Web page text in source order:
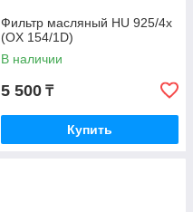
Фильтр масляный HU 925/4x
(OX 154/1D)
В наличии
5 500 ₸
Купить